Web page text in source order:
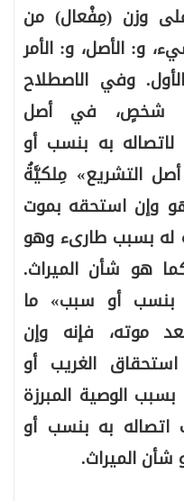
وزن (مِفْعال) من
و: الأصل، و: الأمر
وفي الاصطلاح
شخصٍ، في أصل
لاتصاله به بنسب أو
التشريع» مِلكيَّةُ
وإن استحقه بموت
له بسبب طارىء وهو
هو شأن الميراث.
بنسب أو سبب» ما
موته، فإنه وإن
الغريب أو
الوصية المبرزة
اتصاله به بنسب أو
الميراث.